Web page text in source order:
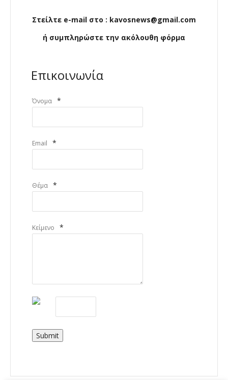
Στείλτε e-mail στο : kavosnews@gmail.com
ή συμπληρώστε την ακόλουθη φόρμα
Επικοινωνία
Όνομα *
Email *
Θέμα *
Κείμενο *
Submit